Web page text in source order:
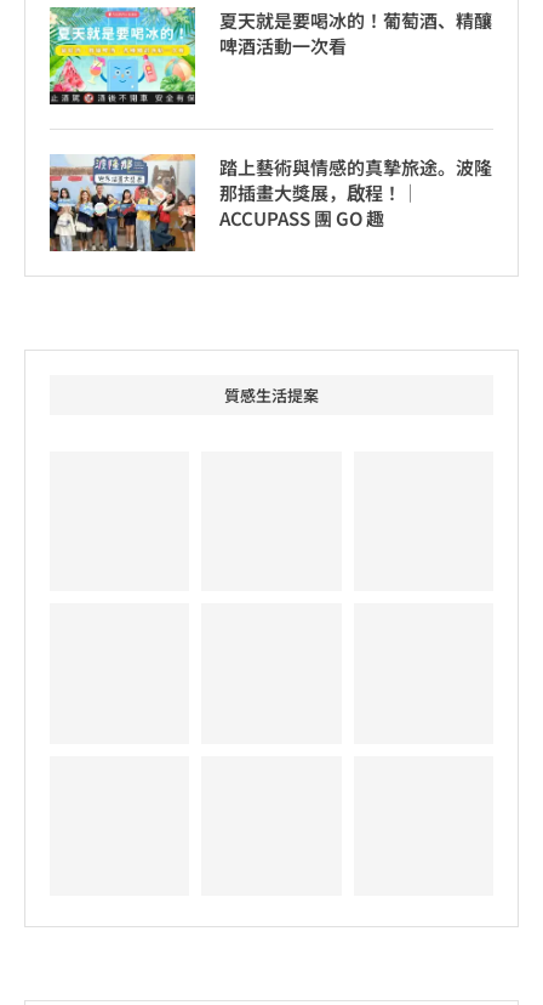
夏天就是要喝冰的！葡萄酒、精釀
啤酒活動一次看
踏上藝術與情感的真摯旅途。波隆
那插畫大獎展，啟程！│
ACCUPASS 團 GO 趣
質感生活提案